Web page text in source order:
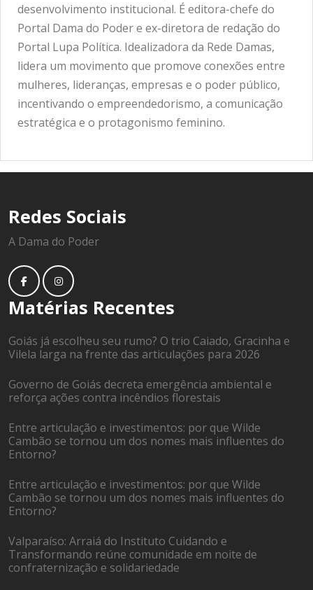
desenvolvimento institucional. É editora-chefe do
Portal Dama do Poder e ex-diretora de redação do
Portal Lupa Política. Idealizadora da Rede Damas,
lidera um movimento que promove conexões entre
mulheres, lideranças, empresas e o poder público,
incentivando o empreendedorismo, a comunicação
estratégica e o protagonismo feminino.
Redes Sociais
A Dama do Poder
Matérias Recentes
Goiás já escolheu seu rumo? O trio Caiado, Gracinha e
Vilela larga na frente das articulações para 2026
Governo de Goiás decreta emergência ambiental e
reforça ações contra incêndios florestais
Entre articulação e investimentos: por que Wilde
Cambão se tornou um dos nomes mais influentes do
Entorno?
Entre articulação e investimentos: por que Wilde
Cambão se tornou um dos nomes mais influentes do
Entorno?
Valparaíso: Arraiá do Instituto Cuidando e
Transformando reúne comunidade em noite de
confraternização e solidariedade